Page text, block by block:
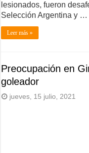
lesionados, fueron
Selección Argentina y …
Leer más »
Preocupación en
goleador
jueves, 15 julio, 2021